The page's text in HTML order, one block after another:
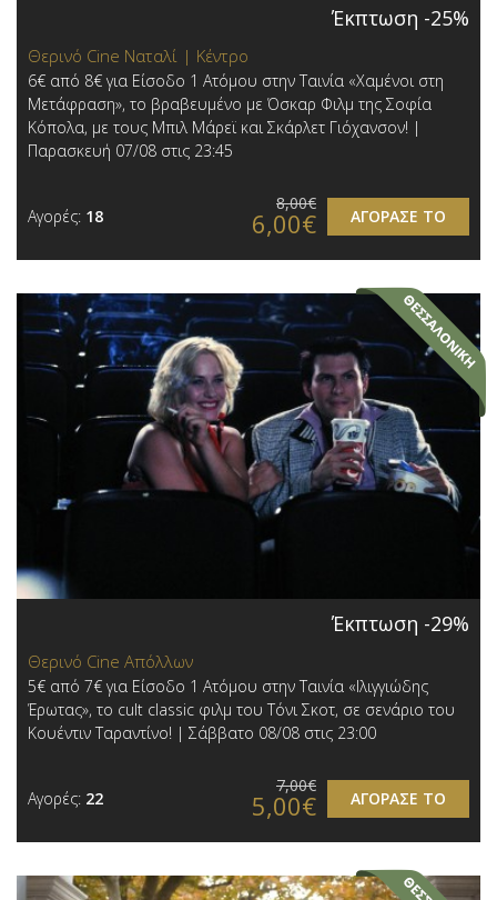
Έκπτωση -25%
Θερινό Cine Ναταλί | Κέντρο
6€ από 8€ για Είσοδο 1 Ατόμου στην Ταινία «Χαμένοι στη
Μετάφραση», το βραβευμένο με Όσκαρ Φιλμ της Σοφία
Κόπολα, με τους Μπιλ Μάρεϊ και Σκάρλετ Γιόχανσον! |
Παρασκευή 07/08 στις 23:45
Αγορές: 18 ΑΓΟΡΑΣΕ ΤΟ
8,00€
6,00€
Έκπτωση -29%
Θερινό Cine Απόλλων
5€ από 7€ για Είσοδο 1 Ατόμου στην Ταινία «Ιλιγγιώδης
Έρωτας», το cult classic φιλμ του Τόνι Σκοτ, σε σενάριο του
Κουέντιν Ταραντίνο! | Σάββατο 08/08 στις 23:00
Αγορές: 22 ΑΓΟΡΑΣΕ ΤΟ
7,00€
5,00€